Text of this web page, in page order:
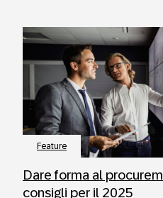
Feature
Dare forma al
consigli per il 2025